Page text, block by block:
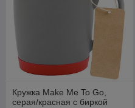
Кружка Make Me To Go,
серая/красная с биркой